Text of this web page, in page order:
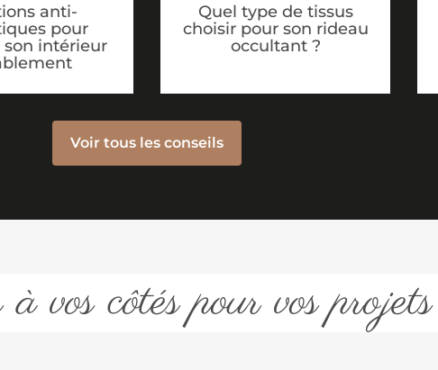
anti-
pour
son intérieur
Quel type de tissus
choisir pour son rideau
occultant ?
Voir tous les conseils
vos côtés pour vos projets